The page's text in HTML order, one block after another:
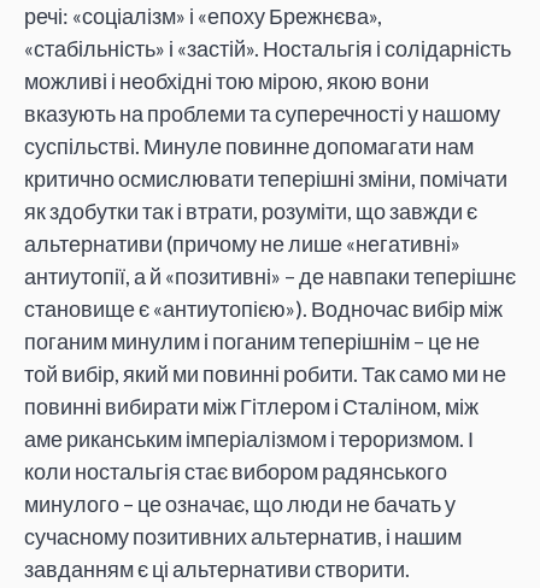
речі: «соціалізм» і «епоху Брежнєва»,
«стабільність» і «застій». Ностальгія і солідарність
можливі і необхідні тою мірою, якою вони
вказують на проблеми та суперечності у нашому
суспільстві. Минуле повинне допомагати нам
критично осмислювати теперішні зміни, помічати
як здобутки так і втрати, розуміти, що завжди є
альтернативи (причому не лише «негативні»
антиутопії, а й «позитивні» – де навпаки теперішнє
становище є «антиутопією»). Водночас вибір між
поганим минулим і поганим теперішнім – це не
той вибір, який ми повинні робити. Так само ми не
повинні вибирати між Гітлером і Сталіном, між
аме риканським імперіалізмом і тероризмом. І
коли ностальгія стає вибором радянського
минулого – це означає, що люди не бачать у
сучасному позитивних альтернатив, і нашим
завданням є ці альтернативи створити.